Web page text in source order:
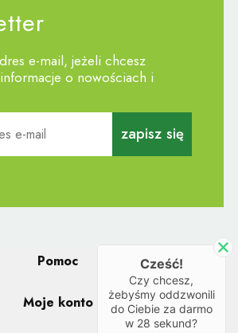
e-mail, jeżeli chcesz
o nowościach i
zapisz się
Pomoc
Moje konto
Cześć!
Czy chcesz,
żebyśmy oddzwonili
do Ciebie za darmo
w 28 sekund?